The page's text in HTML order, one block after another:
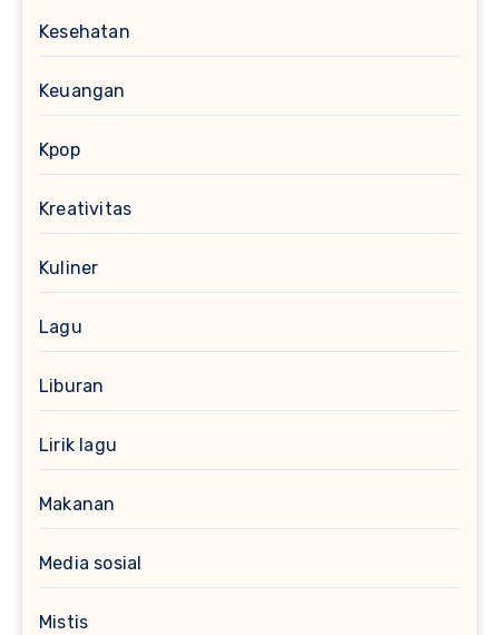
Kesehatan
Keuangan
Kpop
Kreativitas
Kuliner
Lagu
Liburan
Lirik lagu
Makanan
Media sosial
Mistis